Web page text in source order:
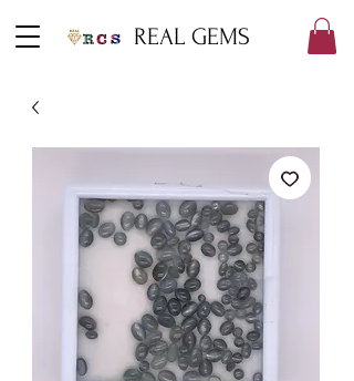
REAL GEMS